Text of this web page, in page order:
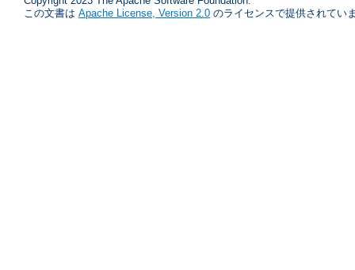
この文書は Apache License, Version 2.0 のライセンスで提供されてい